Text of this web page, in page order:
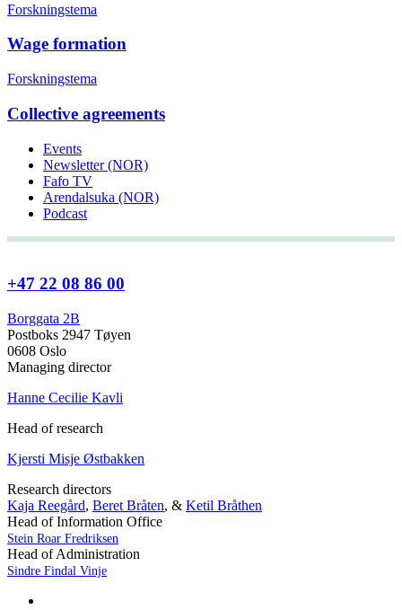
Forskningstema
Wage formation
Forskningstema
Collective agreements
Events
Newsletter (NOR)
Fafo TV
Arendalsuka (NOR)
Podcast
+47 22 08 86 00
Borggata 2B
Postboks 2947 Tøyen
0608 Oslo
Managing director
Hanne Cecilie Kavli
Head of research
Kjersti Misje Østbakken
Research directors
Kaja Reegård, Beret Bråten, & Ketil Bråthen
Head of Information Office
Stein Roar Fredriksen
Head of Administration
Sindre Findal Vinje